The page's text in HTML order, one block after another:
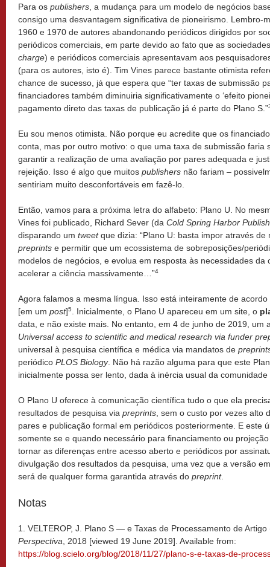
Para os publishers , a mudança para um modelo de negócios
consigo uma desvantagem significativa de pioneirismo. Lembro-
1960 e 1970 de autores abandonando periódicos dirigidos por
periódicos comerciais, em parte devido ao fato que as
charge) e periódicos comerciais apresentavam aos
(para os autores, isto é). Tim Vines parece bastante otimista
chance de sucesso, já que espera que “ter taxas de submissão
financiadores também diminuiria significativamente o ‘efeito
pagamento direto das taxas de publicação já é parte do Plano S.”
Eu sou menos otimista. Não porque eu acredite que os
conta, mas por outro motivo: o que uma taxa de submissão faria
garantir a realização de uma avaliação por pares adequada e
rejeição. Isso é algo que muitos publishers não fariam –
sentiriam muito desconfortáveis em fazê-lo.
Então, vamos para a próxima letra do alfabeto: Plano U. No
Vines foi publicado, Richard Sever (da Cold Spring Harbor
disparando um tweetque dizia: “Plano U: basta impor através de
preprints e permitir que um ecossistema de sobreposições/
modelos de negócios, e evolua em resposta às necessidades
acelerar a ciência massivamente…”4
Agora falamos a mesma língua. Isso está inteiramente de
[em um post]5 . Inicialmente, o Plano U apareceu em um site, o
data, e não existe mais. No entanto, em 4 de junho de 2019, um
Universal access to scientific and medical research via funder
universal à pesquisa científica e médica via mandatos de
periódico PLOS Biology. Não há razão alguma para que este
inicialmente possa ser lento, dada à inércia usual da
O Plano U oferece à comunicação científica tudo o que ela
resultados de pesquisa via preprints , sem o custo por vezes alto
pares e publicação formal em periódicos posteriormente. E este
somente se e quando necessário para financiamento ou
tornar as diferenças entre acesso aberto e periódicos por
divulgação dos resultados da pesquisa, uma vez que a versão
será de qualquer forma garantida através do preprint.
Notas
1. VELTEROP, J. Plano S — e Taxas de Processamento de
Perspectiva , 2018 [viewed 19 June 2019]. Available from:
https://blog.scielo.org/blog/2018/11/27/plano-s-e-taxas-de-